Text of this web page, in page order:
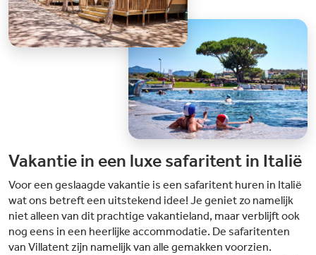
Vakantie in een luxe safaritent in Italië
Voor een geslaagde vakantie is een safaritent huren in Italië
wat ons betreft een uitstekend idee! Je geniet zo namelijk
niet alleen van dit prachtige vakantieland, maar verblijft ook
nog eens in een heerlijke accommodatie. De safaritenten
van Villatent zijn namelijk van alle gemakken voorzien.